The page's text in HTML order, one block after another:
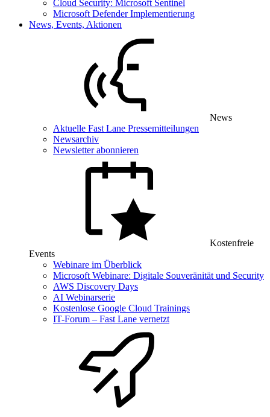
Cloud Security: Microsoft Sentinel
Microsoft Defender Implementierung
News, Events, Aktionen
News
Aktuelle Fast Lane Pressemitteilungen
Newsarchiv
Newsletter abonnieren
Kostenfreie
Events
Webinare im Überblick
Microsoft Webinare: Digitale Souveränität und Security
AWS Discovery Days
AI Webinarserie
Kostenlose Google Cloud Trainings
IT-Forum – Fast Lane vernetzt